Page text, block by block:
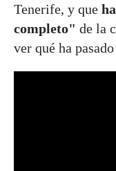
Tenerife, y que
completo" de la
ver qué ha